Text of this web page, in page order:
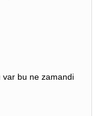
var bu ne zamandi